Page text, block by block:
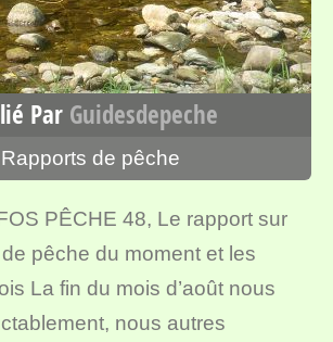
Par Guidesdepeche
Rapports de pêche
PÊCHE 48, Le rapport sur
pêche du moment et les
La fin du mois d’août nous
nous autres